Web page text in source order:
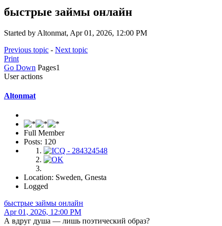
быстрые займы онлайн
Started by Altonmat, Apr 01, 2026, 12:00 PM
Previous topic - Next topic
Print
Go Down Pages1
User actions
Altonmat
Full Member
Posts: 120
Location: Sweden, Gnesta
Logged
быстрые займы онлайн
Apr 01, 2026, 12:00 PM
А вдруг душа — лишь поэтический образ?